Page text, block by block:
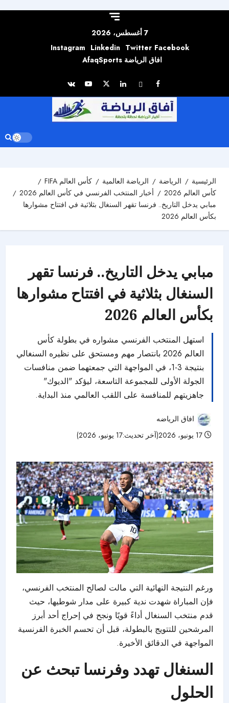
7 أغسطس، 2026
Facebook
Twitter
Linkedin
Instagram
افاق الرياضة AfaqSports
الرئيسية الرياضة الرياضة العالمية
كأس العالم FIFA
كأس العالم 2026
أخبار المنتخب الفرنسي في كأس العالم 2026
مبابي يدخل التاريخ.. فرنسا تقهر السنغال بثلاثية في افتتاح مشوارها
بكأس العالم 2026
مبابي يدخل التاريخ.. فرنسا تقهر
السنغال بثلاثية في افتتاح مشوارها
بكأس العالم 2026
استهل المنتخب الفرنسي مشواره في بطولة كأس
العالم 2026 بانتصار مهم ومستحق على نظيره السنغالي
بنتيجة 3-1، في المواجهة التي جمعتهما ضمن منافسات
الجولة الأولى للمجموعة التاسعة، ليؤكد "الديوك"
جاهزيتهم للمنافسة على اللقب العالمي منذ البداية.
افاق الرياضه
17 يونيو، 2026(آخر تحديث:17 يونيو، 2026)
ورغم النتيجة النهائية التي مالت لصالح المنتخب الفرنسي،
فإن المباراة شهدت ندية كبيرة على مدار شوطيها، حيث
قدم منتخب السنغال أداءً قويًا ونجح في إحراج أحد أبرز
المرشحين للتتويج بالبطولة، قبل أن تحسم الخبرة الفرنسية
المواجهة في الدقائق الأخيرة.
السنغال تهدد وفرنسا تبحث عن
الحلول